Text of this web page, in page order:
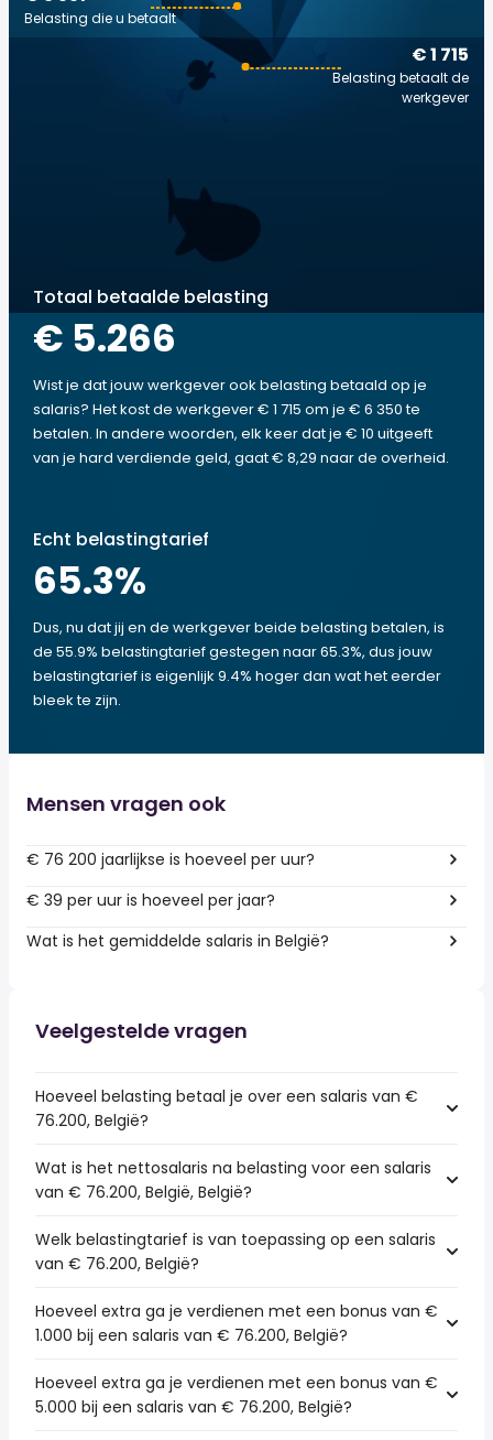
€ 1 715
Belasting betaalt de
werkgever
Belasting die u betaalt
Totaal betaalde belasting
€ 5.266
Wist je dat jouw werkgever ook belasting betaald op je
salaris? Het kost de werkgever € 1 715 om je € 6 350 te
betalen. In andere woorden, elk keer dat je € 10 uitgeeft
van je hard verdiende geld, gaat € 8,29 naar de overheid.
Echt belastingtarief
65.3%
Dus, nu dat jij en de werkgever beide belasting betalen, is
de 55.9% belastingtarief gestegen naar 65.3%, dus jouw
belastingtarief is eigenlijk 9.4% hoger dan wat het eerder
bleek te zijn.
Mensen vragen ook
€ 76 200 jaarlijkse is hoeveel per uur?
€ 39 per uur is hoeveel per jaar?
Wat is het gemiddelde salaris in België?
Veelgestelde vragen
Hoeveel belasting betaal je over een salaris van €
76.200, België?
Wat is het nettosalaris na belasting voor een salaris
van € 76.200, België, België?
Welk belastingtarief is van toepassing op een salaris
van € 76.200, België?
Hoeveel extra ga je verdienen met een bonus van €
1.000 bij een salaris van € 76.200, België?
Hoeveel extra ga je verdienen met een bonus van €
5.000 bij een salaris van € 76.200, België?